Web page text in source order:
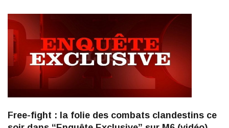
Free-fight : la folie des combats clandestins ce